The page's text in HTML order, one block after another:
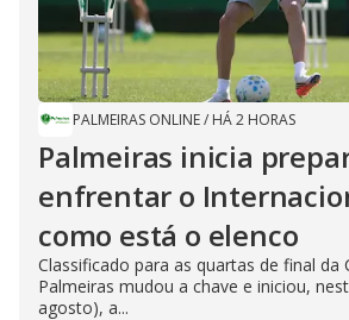
PALMEIRAS ONLINE/ HÁ 2 HORAS
Palmeiras inicia
enfrentar o
como está o elenco
Classificado para as quartas de final da
Palmeiras mudou a chave e iniciou,
agosto), a...